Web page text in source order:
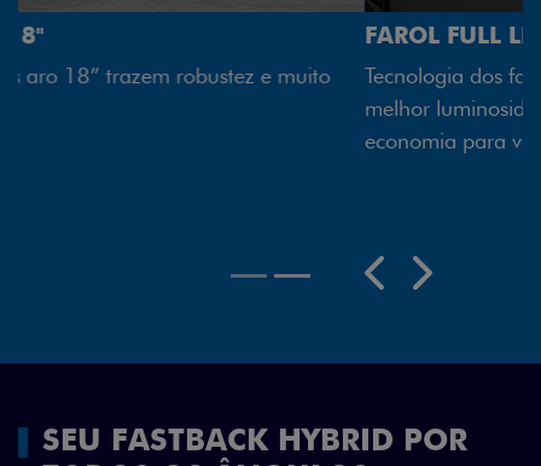
FAROL FULL LED
Tecnologia dos faróis totalmente em LED garante
melhor luminosidade, maior durabilidade e mais
Rodas aro 18"
SEU FASTBACK HYBRID POR